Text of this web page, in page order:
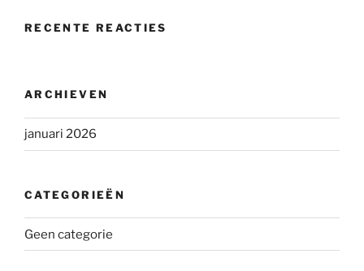
RECENTE REACTIES
ARCHIEVEN
januari 2026
CATEGORIEËN
Geen categorie